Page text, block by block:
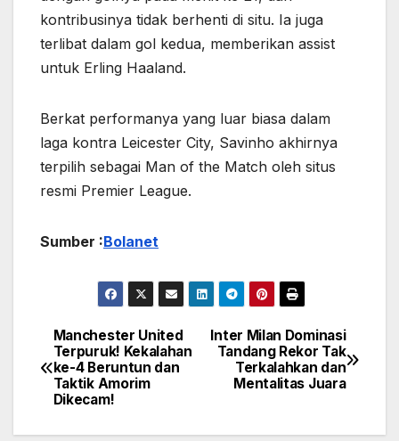
kontribusinya tidak berhenti di situ. Ia juga
terlibat dalam gol kedua, memberikan assist
untuk Erling Haaland.
Berkat performanya yang luar biasa dalam
laga kontra Leicester City, Savinho akhirnya
terpilih sebagai Man of the Match oleh situs
resmi Premier League.
Sumber :Bolanet
Navigasi
pos
Inter Milan Dominasi
Tandang Rekor Tak
Terkalahkan dan
Mentalitas Juara
Manchester United
Terpuruk! Kekalahan
ke-4 Beruntun dan
Taktik Amorim
Dikecam!